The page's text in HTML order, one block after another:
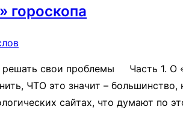
гороскопа
решать свои проблемы Часть 1. О
ЧТО это значит –
сайтах, что думают по